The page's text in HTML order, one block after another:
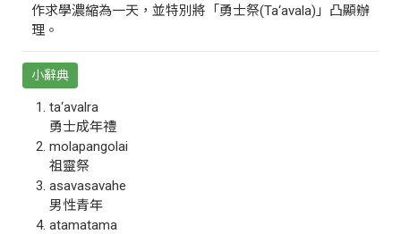
作求學濃縮為一天，並特別將「勇士祭(Ta‘avala)」凸顯辦
理。
小辭典
ta‘avalra
勇士成年禮
molapangolai
祖靈祭
asavasavahe
男性青年
atamatama